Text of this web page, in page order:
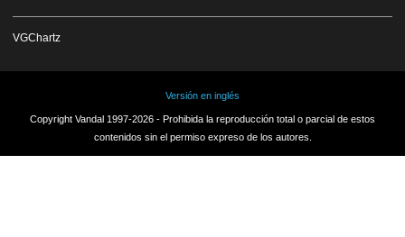
VGChartz
Versión en inglés
Copyright Vandal 1997-2026 - Prohibida la reproducción total o parcial de estos
contenidos sin el permiso expreso de los autores.